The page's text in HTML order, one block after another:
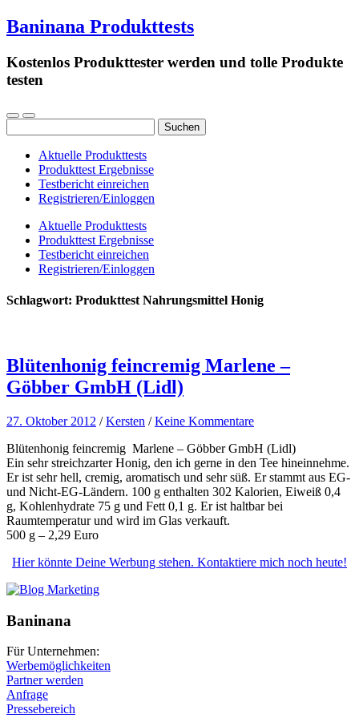
Baninana Produkttests
Kostenlos Produkttester werden und tolle Produkte
testen
nach:
Aktuelle Produkttests
Produkttest Ergebnisse
Testbericht einreichen
Registrieren/Einloggen
Aktuelle Produkttests
Produkttest Ergebnisse
Testbericht einreichen
Registrieren/Einloggen
Schlagwort: Produkttest Nahrungsmittel Honig
Blütenhonig feincremig Marlene –
Göbber GmbH (Lidl)
27. Oktober 2012 /Kersten /Keine Kommentare
Blütenhonig feincremig Marlene – Göbber GmbH (Lidl)
Ein sehr streichzarter Honig, den ich gerne in den Tee hineinnehme.
Er ist sehr hell, cremig, aromatisch und sehr süß. Er stammt aus EG-
und Nicht-EG-Ländern. 100 g enthalten 302 Kalorien, Eiweiß 0,4
g, Kohlenhydrate 75 g und Fett 0,1 g. Er ist haltbar bei
Raumtemperatur und wird im Glas verkauft.
500 g – 2,29 Euro
Hier könnte Deine Werbung stehen. Kontaktiere mich noch heute!
Baninana
Für Unternehmen:
Werbemöglichkeiten
Partner werden
Anfrage
Pressebereich